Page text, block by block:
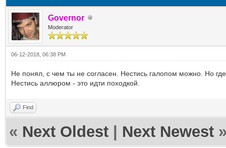
Governor
Moderator
06-12-2018, 06:38 PM
Не понял, с чем ты не согласен. Нестись галопом можно. Но
Нестись аллюром - это идти походкой.
Find
« Next Oldest Next Newest